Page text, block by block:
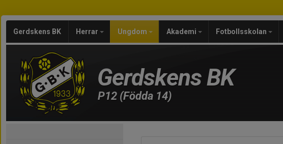
Gerdskens BK Herrar Ungdom Akademi Fotbollsskolan
Gerdskens BK
P12 (Födda 14)